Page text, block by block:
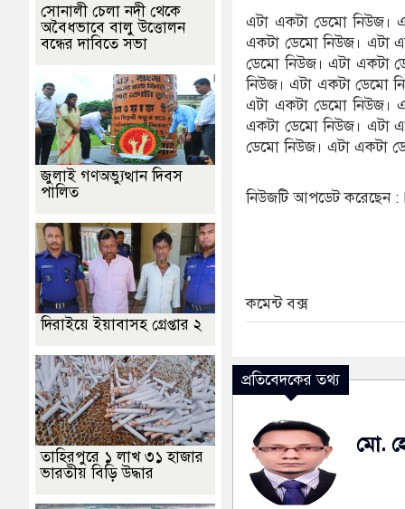
এটা একটা ডেমো নিউজ।
একটা ডেমো নিউজ। এটা
ডেমো নিউজ। এটা একটা
নিউজ। এটা একটা ডেমো
এটা একটা ডেমো নিউজ।
একটা ডেমো নিউজ। এটা
ডেমো নিউজ। এটা একটা
নিউজটি আপডেট করেছেন
কমেন্ট বক্স
প্রতিবেদকের তথ্য
মো.
সোনালী চেলা নদী থেকে
অবৈধভাবে বালু উত্তোলন
বন্ধের দাবিতে সভা
জুলাই গণঅভ্যুত্থান দিবস
পালিত
দিরাইয়ে ইয়াবাসহ গ্রেপ্তার ২
তাহিরপুরে ১ লাখ ৩১ হাজার
ভারতীয় বিড়ি উদ্ধার